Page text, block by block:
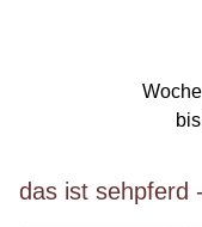
das ist sehpferd